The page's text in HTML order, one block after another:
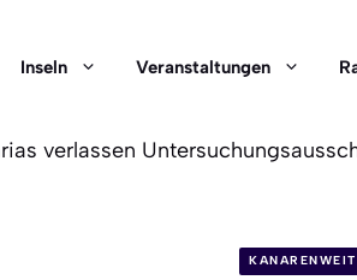
Inseln Veranstaltungen
verlassen
KANARENWEIT